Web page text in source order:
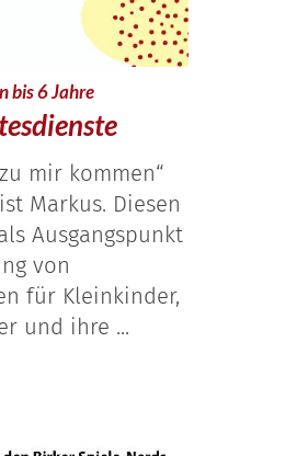
bis 6 Jahre:
mir kommen“
Markus. Diesen
Ausgangspunkt
von
für Kleinkinder,
und ihre ...